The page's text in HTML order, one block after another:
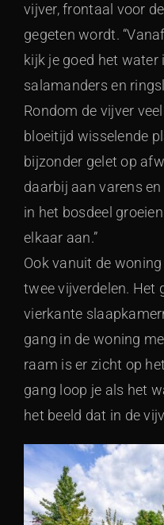
vijver, frontaal voor
gegeten wordt.
kijk je goed het water
salamanders en
Rondom de vijver
bloeitijd wisselende
bijzonder gelet op
daarbij aan varens
in het bosdeel
elkaar aan.”
Ook vanuit de
twee vijverdelen. Het
vierkante
gang in de woning
raam is er zicht op
gang loop je als het
het beeld dat in de